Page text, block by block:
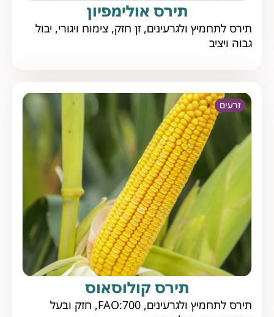
תירס אולימפיון
תירס לתחמיץ ולגרעינים, זן חזק, צימוח ויגורי, יבול
גבוה ויציב
זרעים
תירס קולוסאוס
תירס לתחמיץ ולגרעינים, FAO:700, חזק ובעל